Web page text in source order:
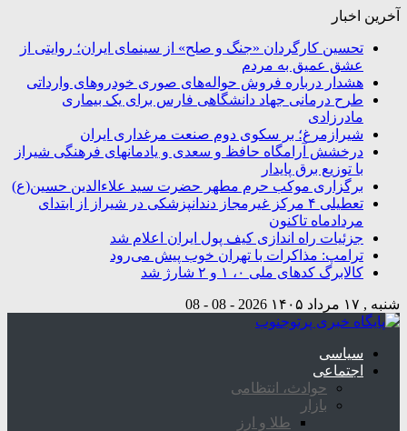
آخرین اخبار
تحسین کارگردان «جنگ و صلح» از سینمای ایران؛ روایتی از
عشق عمیق به مردم
هشدار درباره فروش حواله‌های صوری خودروهای وارداتی
طرح درمانی جهاد دانشگاهی فارس برای یک بیماری
مادرزادی
شیرازمرغ؛ بر سکوی دوم صنعت مرغداری ایران
درخشش آرامگاه‌ حافظ و سعدی و یادمانهای فرهنگی شیراز
با توزیع برق پایدار
برگزاری موکب حرم مطهر حضرت سید علاءالدین حسین(ع)
تعطیلی ۴ مرکز غیرمجاز دندانپزشکی در شیراز از ابتدای
مردادماه تاکنون
جزئیات راه اندازی کیف پول ایران اعلام شد
ترامپ: مذاکرات با تهران خوب پیش می‌رود
کالابرگ کدهای ملی ۰، ۱ و ۲ شارژ شد
شنبه , ۱۷ مرداد ۱۴۰۵ 2026 - 08 - 08
سیاسی
اجتماعی
حوادث، انتظامی
بازار
طلا و ارز